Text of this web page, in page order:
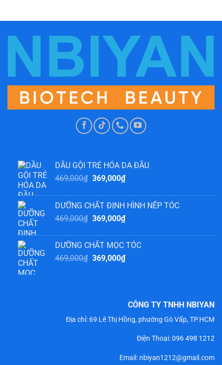
DẦU GỘI TRẺ HÓA DA ĐẦU
469,000₫ Giá
là:
469,000₫.
369,000₫Giá
tại
là:
369,000₫.
DƯỠNG CHẤT ĐỊNH HÌNH NẾP TÓC
469,000₫ Giá
là:
469,000₫.
369,000₫Giá
tại
là:
369,000₫.
DƯỠNG CHẤT MỌC TÓC
469,000₫ Giá
369,000₫Giá
369,000₫.
CÔNG TY TNHH NBIYAN
Địa chỉ: 69 Lê Thị Hồng, phường Gò Vấp, TP.HCM
Điện Thoại:096 498 1212
Email: nbiyan1212@gmail.com